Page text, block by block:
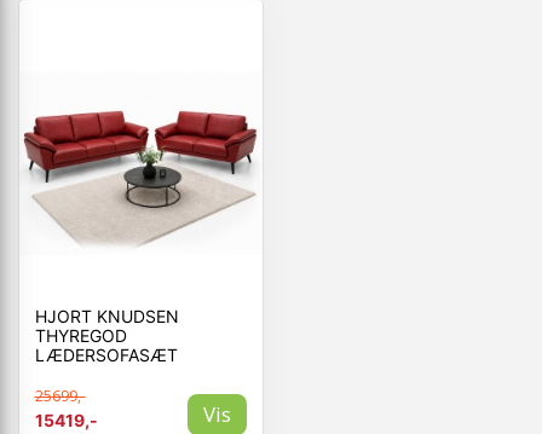
HJORT KNUDSEN
THYREGOD
LÆDERSOFASÆT
25699,-
15419,-
Vis